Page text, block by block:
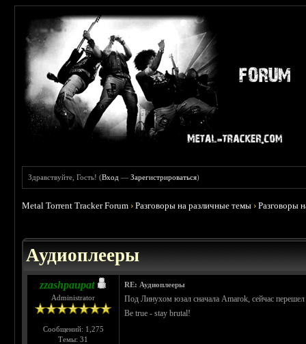
Здравствуйте, Гость! (Вход —Зарегистрироваться)
Metal Torrent Tracker Forum ›Разговоры на различные темы ›Разговоры
Аудиоплееры
zzashpaupat
Administrator
Сообщений: 1,275
Темы: 31
RE: Аудиоплееры
Под Линухом юзал сначала Amarok, сейчас
Be true - stay brutal!